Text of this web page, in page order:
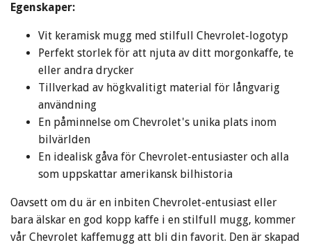
Egenskaper:
Vit keramisk mugg med stilfull Chevrolet-logotyp
Perfekt storlek för att njuta av ditt morgonkaffe, te
eller andra drycker
Tillverkad av högkvalitigt material för långvarig
användning
En påminnelse om Chevrolet's unika plats inom
bilvärlden
En idealisk gåva för Chevrolet-entusiaster och alla
som uppskattar amerikansk bilhistoria
Oavsett om du är en inbiten Chevrolet-entusiast eller
bara älskar en god kopp kaffe i en stilfull mugg, kommer
vår Chevrolet kaffemugg att bli din favorit. Den är skapad